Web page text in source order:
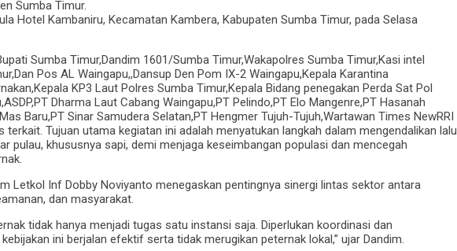
Sumba Timur.
Hotel Kambaniru, Kecamatan Kambera, Kabupaten Sumba Timur, pada Selasa
Sumba Timur,Dandim 1601/Sumba Timur,Wakapolres Sumba Timur,Kasi intel
Pos AL Waingapu,,Dansup Den Pom IX-2 Waingapu,Kepala Karantina
KP3 Laut Polres Sumba Timur,Kepala Bidang penegakan Perda Sat Pol
Dharma Laut Cabang Waingapu,PT Pelindo,PT Elo Mangenre,PT Hasanah
Baru,PT Sinar Samudera Selatan,PT Hengmer Tujuh-Tujuh,Wartawan Times NewRRI
Tujuan utama kegiatan ini adalah menyatukan langkah dalam mengendalikan lalu
pulau, khususnya sapi, demi menjaga keseimbangan populasi dan mencegah
Letkol Inf Dobby Noviyanto menegaskan pentingnya sinergi lintas sektor antara
dan masyarakat.
tidak hanya menjadi tugas satu instansi saja. Diperlukan koordinasi dan
ini berjalan efektif serta tidak merugikan peternak lokal,” ujar Dandim.